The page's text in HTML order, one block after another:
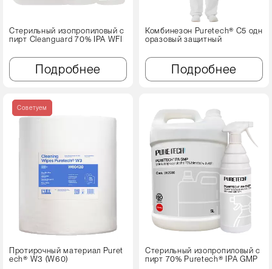
Стерильный изопропиловый с
пирт Cleanguard 70% IPA WFI
Подробнее
Комбинезон Puretech® C5 одн
оразовый защитный
Подробнее
Советуем
Протирочный материал Puret
ech® W3 (W60)
Стерильный изопропиловый с
пирт 70% Puretech® IPA GMP